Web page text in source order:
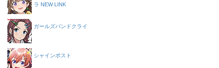
ラ NEW LINK
ガールズバンドクライ
シャインポスト